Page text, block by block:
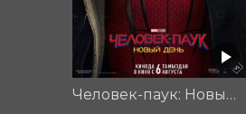
Человек-паук: Новый день